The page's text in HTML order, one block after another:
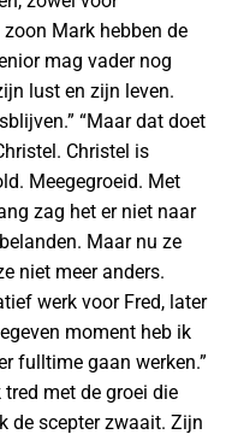
Mark hebben de
mag vader nog
lust en zijn leven.
“Maar dat doet
Christel is
Meegegroeid. Met
zag het er niet naar
Maar nu ze
niet meer anders.
werk voor Fred, later
moment heb ik
fulltime gaan werken.”
met de groei die
de scepter zwaait. Zijn